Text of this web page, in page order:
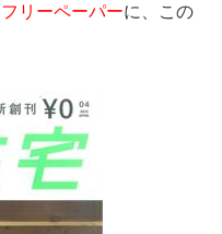
フリーペーパーに、この